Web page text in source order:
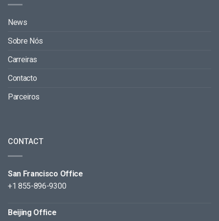
News
Sobre Nós
Carreiras
Contacto
Parceiros
CONTACT
San Francisco Office
+1 855-896-9300
Beijing Office